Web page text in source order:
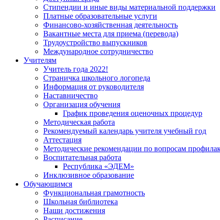
Стипендии и иные виды материальной поддержки
Платные образовательные услуги
Финансово-хозяйственная деятельность
Вакантные места для приема (перевода)
Трудоустройство выпускников
Международное сотрудничество
Учителям
Учитель года 2022!
Страничка школьного логопеда
Информация от руководителя
Наставничество
Организация обучения
График проведения оценочных процедур
Методическая работа
Рекомендуемый календарь учителя учебный год
Аттестация
Методические рекомендации по вопросам
Воспитательная работа
Республика «ЭДЕМ»
Инклюзивное образование
Обучающимся
Функциональная грамотность
Школьная библиотека
Наши достижения